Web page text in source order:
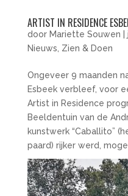
ARTIST IN RESIDENCE
door Mariette Souwen
Nieuws, Zien & Doen
Ongeveer 9 maanden
Esbeek verbleef, voor
Artist in Residence
Beeldentuin van de
kunstwerk “Caballito”
paard) rijker werd,